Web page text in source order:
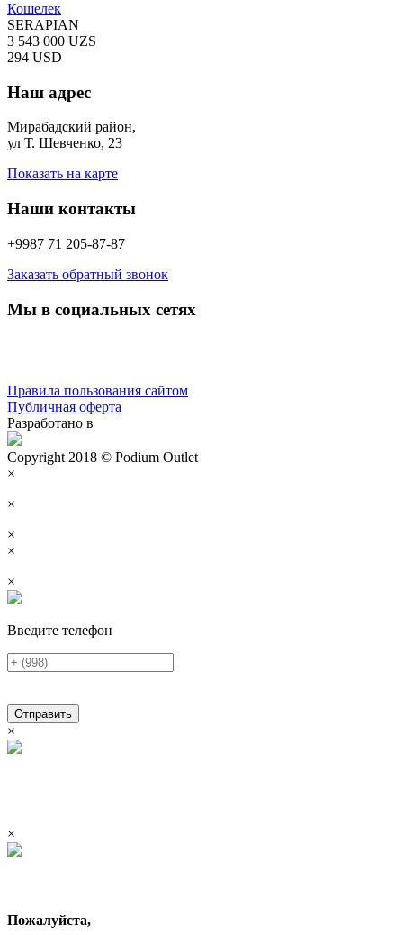
Кошелек
SERAPIAN
3 543 000 UZS
294 USD
Наш адрес
Мирабадский район,
ул Т. Шевченко, 23
Показать на карте
Наши контакты
+9987 71 205-87-87
Заказать обратный звонок
Мы в социальных сетях
Правила пользования сайтом
Публичная оферта
Разработано в
Copyright 2018 © Podium Outlet
×
×
×
×
×
Введите телефон
Отправить
×
×
Пожалуйста,